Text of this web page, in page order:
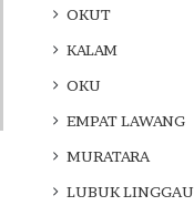
OKUT
KALAM
OKU
EMPAT LAWANG
MURATARA
LUBUK LINGGAU